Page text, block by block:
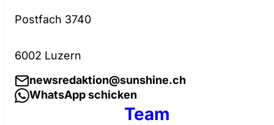
Postfach 3740
6002 Luzern
newsredaktion@sunshine.ch
WhatsApp schicken
Team